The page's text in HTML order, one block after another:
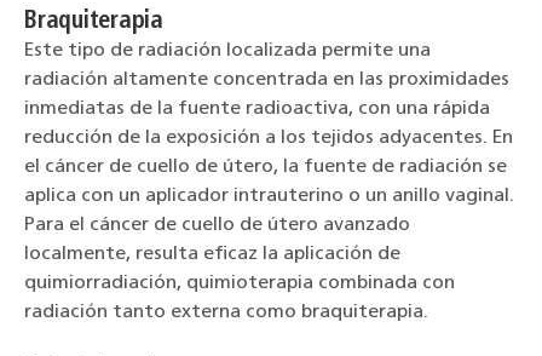
Braquiterapia
Este tipo de radiación localizada permite una
radiación altamente concentrada en las proximidades
inmediatas de la fuente radioactiva, con una rápida
reducción de la exposición a los tejidos adyacentes. En
el cáncer de cuello de útero, la fuente de radiación se
aplica con un aplicador intrauterino o un anillo vaginal.
Para el cáncer de cuello de útero avanzado
localmente, resulta eficaz la aplicación de
quimiorradiación, quimioterapia combinada con
radiación tanto externa como braquiterapia.